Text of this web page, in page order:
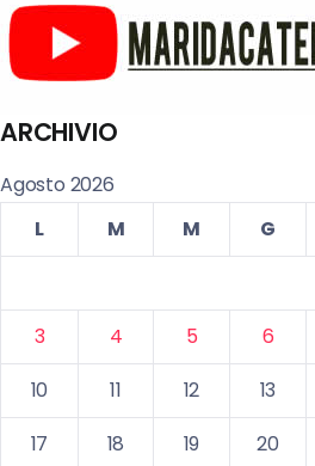
ARCHIVIO
Agosto 2026
L
M M G
3
4 5 6
10
11 12 13
17
18 19 20